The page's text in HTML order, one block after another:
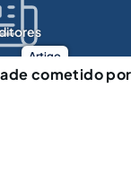
Artigo
cometido por